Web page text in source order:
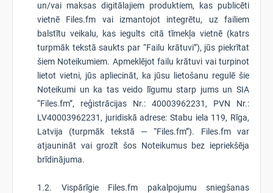
un/vai maksas digitālajiem produktiem, kas publicēti
vietnē Files.fm vai izmantojot integrētu, uz failiem
balstītu veikalu, kas iegults citā tīmekļa vietnē (katrs
turpmāk tekstā saukts par “Failu krātuvi”), jūs piekrītat
šiem Noteikumiem. Apmeklējot failu krātuvi vai turpinot
lietot vietni, jūs apliecināt, ka jūsu lietošanu regulē šie
Noteikumi un ka tas veido līgumu starp jums un SIA
“Files.fm”, reģistrācijas Nr.: 40003962231, PVN Nr.:
LV40003962231, juridiskā adrese: Stabu iela 119, Rīga,
Latvija (turpmāk tekstā — “Files.fm”). Files.fm var
atjaunināt vai grozīt šos Noteikumus bez iepriekšēja
brīdinājuma.
1.2. Vispārīgie Files.fm pakalpojumu sniegšanas